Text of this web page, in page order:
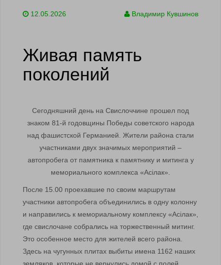
12.05.2026 Владимир Кувшинов
Живая память
поколений
Сегодняшний день на Свислоччине прошел под
знаком 81-й годовщины Победы советского народа
над фашистской Германией. Жители района стали
участниками двух значимых мероприятий –
автопробега от памятника к памятнику и митинга у
мемориального комплекса «Асiлак».
После 15.00 проехавшие по своим маршрутам
участники автопробега объединились в одну колонну
и направились к мемориальному комплексу «Асiлак»,
где свислочане собрались на торжественный митинг.
Это особенное место для жителей всего района.
Здесь на чугунных плитах выбиты имена 1162 наших